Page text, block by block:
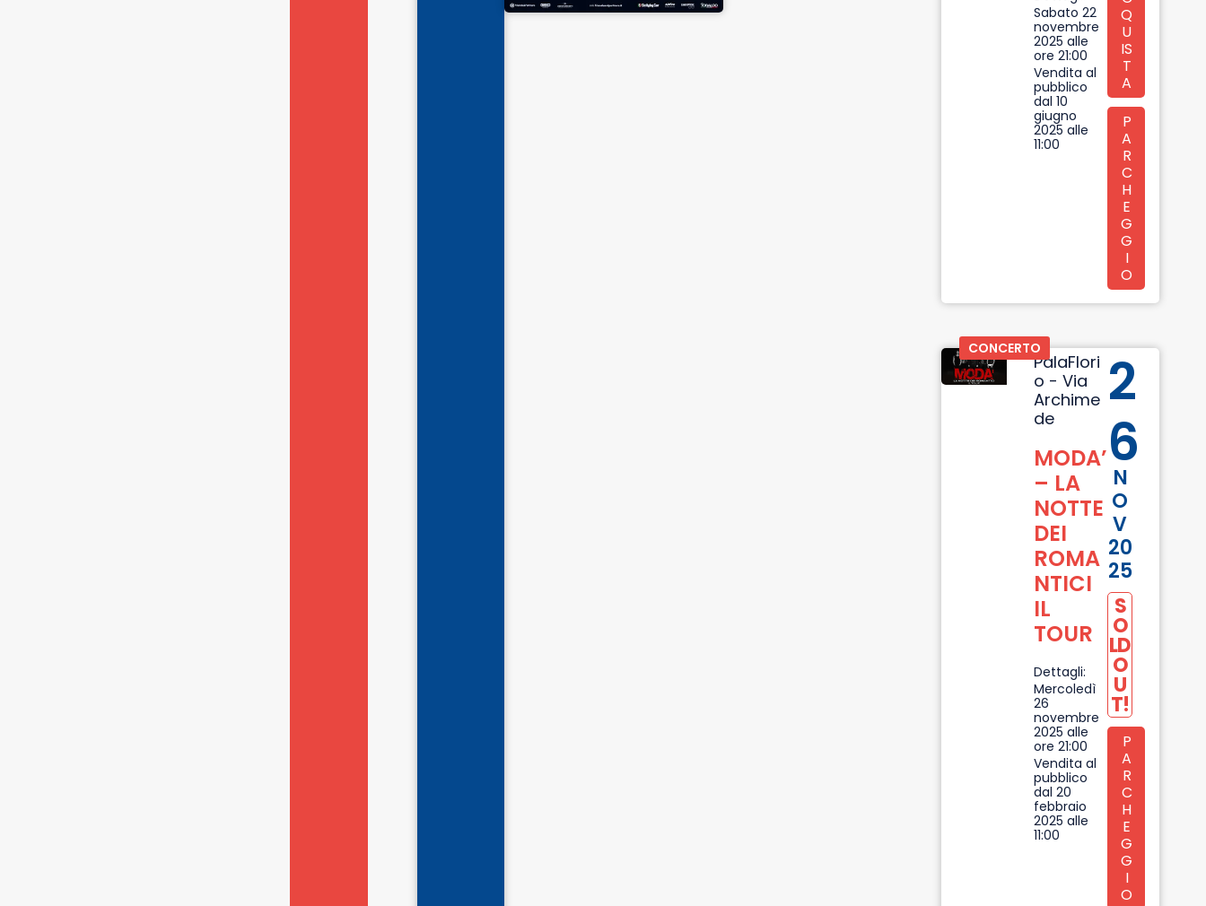
Sabato 22
novembre
2025 alle
ore 21:00​
Vendita al
pubblico
dal 10
giugno
2025 alle
11:00
Q
U
IS
T
A
P
A
R
C
H
E
G
G
I
O
CONCERTO
PalaFlori
o - Via
Archime
de
MODA’
– LA
NOTTE
DEI
ROMA
NTICI
IL
TOUR
Dettagli:
Mercoledì
26
novembre
2025 alle
ore 21:00
Vendita al
pubblico
dal 20
febbraio
2025 alle
11:00
2
6
N
O
V
20
25
S
O
LD
O
U
T!
P
A
R
C
H
E
G
G
I
O